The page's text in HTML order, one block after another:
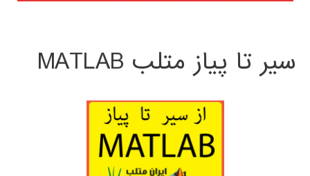
سیر تا پیاز متلب MATLAB